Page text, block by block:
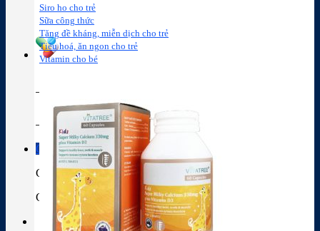
Sữa công
thức
Thành phần thuốc
Giỏ hàng
Giỏ hàng
Chưa có sản phẩm trong giỏ hàng.
Siro ho cho trẻ
Sữa công thức
Tăng đề kháng, miễn dịch cho trẻ
Tiêu hoá, ăn ngon cho trẻ
Vitamin cho bé